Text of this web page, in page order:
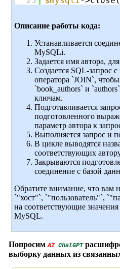
Описание работы кода:
Устанавливается
MySQLi.
Задается имя автора,
Создается SQL-запрос
оператора `JOIN`,
`book_authors` и
ключам.
Подготавливается
подготовленного
параметр автора к
Выполняется запрос и
В цикле выводятся
соответствующих
Закрываются
соединение с базой
Обратите внимание, что вам
`"хост"`, `"пользователь"`,
на соответствующие
MySQL.
Попросим AI ChatGPT
выборку данных из